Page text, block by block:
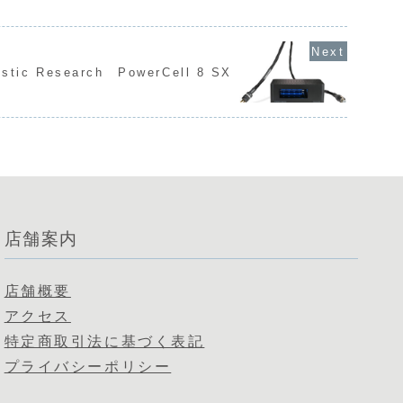
Research PowerCell 8 SX
店舗案内
店舗概要
アクセス
特定商取引法に基づく表記
プライバシーポリシー